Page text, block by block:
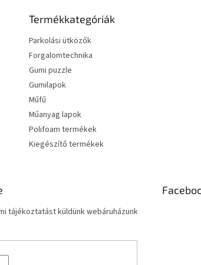
Termékkategóriák
Parkolási ütközők
Forgalomtechnika
Gumi puzzle
Gumilapok
Műfű
Műanyag lapok
Polifoam termékek
Kiegészítő termékek
tájékoztatást küldünk webáruházunk